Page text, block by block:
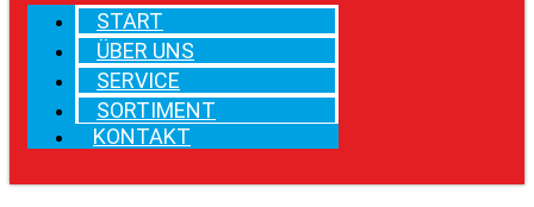
START
ÜBER UNS
SERVICE
SORTIMENT
KONTAKT